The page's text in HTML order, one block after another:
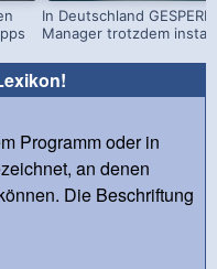
In Deutschland
Manager trotzdem
Programm oder in
an denen
Die Beschriftung